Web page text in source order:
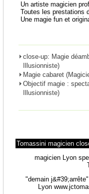
Un artiste magicien
Toutes les prestations
Une magie fun et
close-up: Magie
Illusionniste)
Magie cabaret
Objectif magie :
Illusionniste)
Tomassini magicien
magicien Lyon
"demain
Lyon